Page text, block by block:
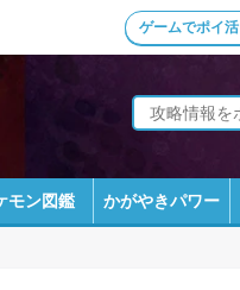
ゲームでポイ活
モン図鑑 かがやきパワー